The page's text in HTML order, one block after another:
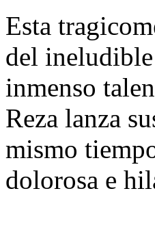
Esta
del
inmenso
Reza lanza
mismo
dolorosa e